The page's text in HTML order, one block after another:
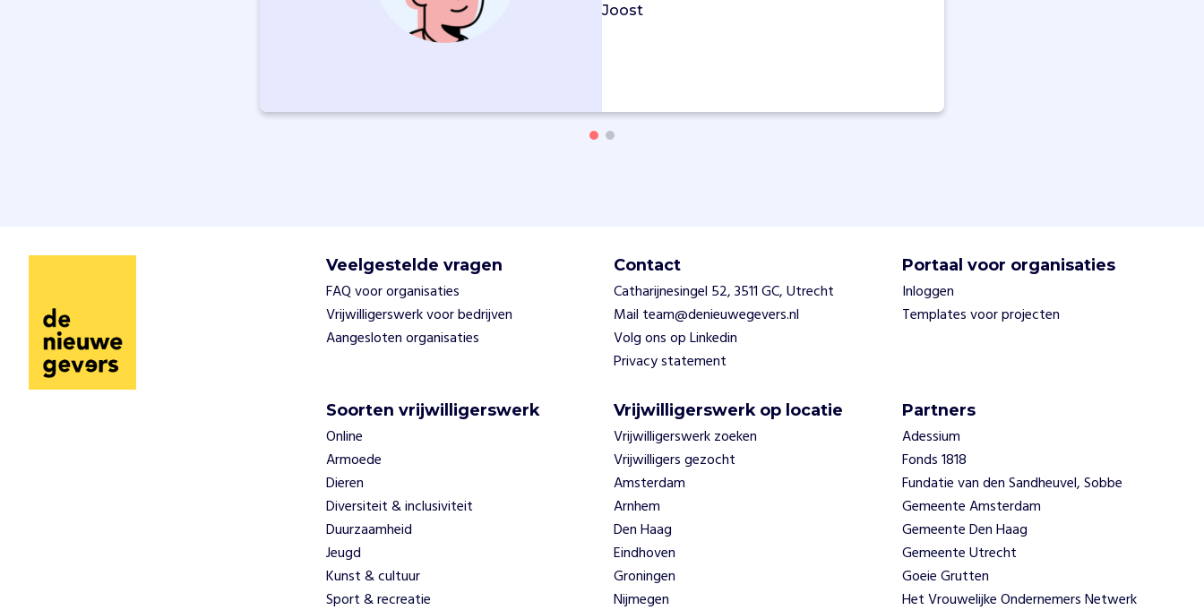
Joost
Veelgestelde vragen
FAQ voor organisaties
Vrijwilligerswerk voor bedrijven
Aangesloten organisaties
Contact
Catharijnesingel 52, 3511 GC, Utrecht
Mail team@denieuwegevers.nl
Volg ons op Linkedin
Privacy statement
Portaal voor organisaties
Inloggen
Templates voor projecten
Soorten vrijwilligerswerk
Online
Armoede
Dieren
Diversiteit & inclusiviteit
Duurzaamheid
Jeugd
Kunst & cultuur
Sport & recreatie
Vrijwilligerswerk op locatie
Vrijwilligerswerk zoeken
Vrijwilligers gezocht
Amsterdam
Arnhem
Den Haag
Eindhoven
Groningen
Nijmegen
Partners
Adessium
Fonds 1818
Fundatie van den Sandheuvel, Sobbe
Gemeente Amsterdam
Gemeente Den Haag
Gemeente Utrecht
Goeie Grutten
Het Vrouwelijke Ondernemers Netwerk